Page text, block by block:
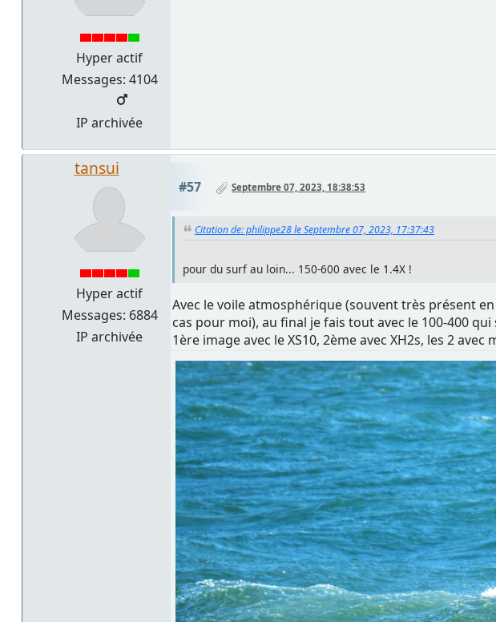
Hyper actif
Messages: 4104
IP archivée
tansui
Hyper actif
Messages: 6884
IP archivée
#57 Septembre 07, 2023, 18:38:53
Citation de: philippe28 le Septembre 07, 2023, 17:37:43
pour du surf au loin... 150-600 avec le 1.4X !
Avec le voile atmosphérique (souvent très présent
cas pour moi), au final je fais tout avec le 100-400
1ère image avec le XS10, 2ème avec XH2s, les 2 avec